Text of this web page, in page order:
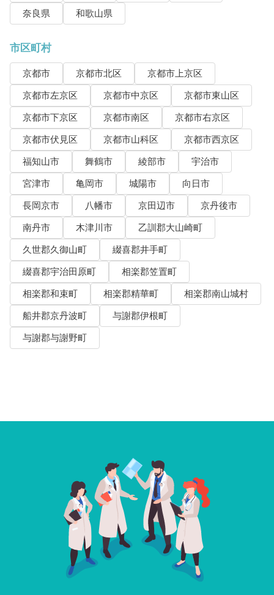
奈良県
和歌山県
市区町村
京都市 京都市北区
京都市上京区
京都市左京区
京都市中京区
京都市東山区
京都市下京区
京都市南区
京都市右京区
京都市伏見区
京都市山科区
京都市西京区
福知山市
舞鶴市 綾部市
宇治市
宮津市
亀岡市 城陽市
向日市
長岡京市
八幡市 京田辺市
京丹後市
南丹市
木津川市
乙訓郡大山崎町
久世郡久御山町
綴喜郡井手町
綴喜郡宇治田原町
相楽郡笠置町
相楽郡和束町
相楽郡精華町
相楽郡南山城村
船井郡京丹波町
与謝郡伊根町
与謝郡与謝野町